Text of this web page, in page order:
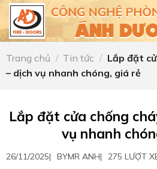
Skip
content
Trang chủ / Tin tức / Lắp đặt
– dịch vụ nhanh chóng, giá rẻ
Lắp đặt cửa chống
vụ nhanh
26/11/2025| BYMR ANH| 275 LƯỢT